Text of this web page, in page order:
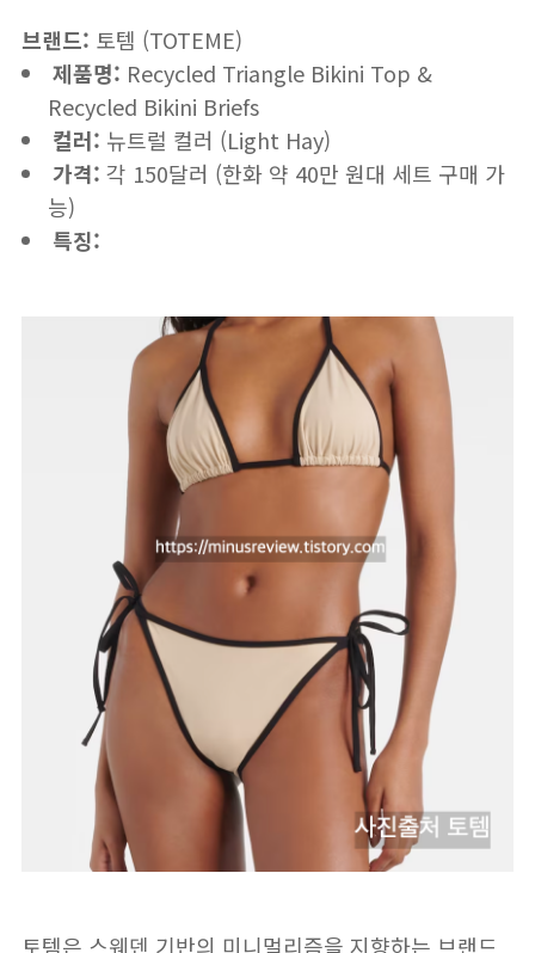
브랜드: 토템 (TOTEME)
제품명: Recycled Triangle Bikini Top &
Recycled Bikini Briefs
컬러: 뉴트럴 컬러 (Light Hay)
가격: 각 150달러 (한화 약 40만 원대 세트 구매 가
능)
특징:
토템은 스웨덴 기반의 미니멀리즘을 지향하는 브랜드